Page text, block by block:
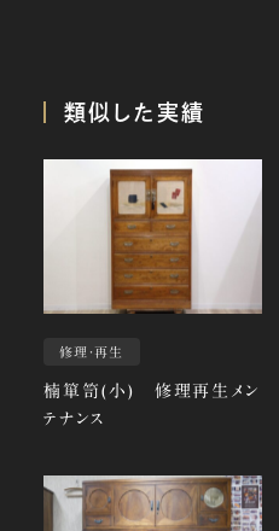
類似した実績
修理・再生
楠箪笥(小) 修理再生メン
テナンス